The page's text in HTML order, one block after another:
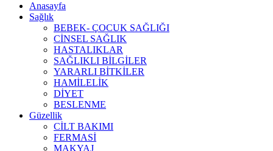
Anasayfa
Sağlık
BEBEK- ÇOCUK SAĞLIĞI
CİNSEL SAĞLIK
HASTALIKLAR
SAĞLIKLI BİLGİLER
YARARLI BİTKİLER
HAMİLELİK
DİYET
BESLENME
Güzellik
CİLT BAKIMI
FERMASİ
MAKYAJ